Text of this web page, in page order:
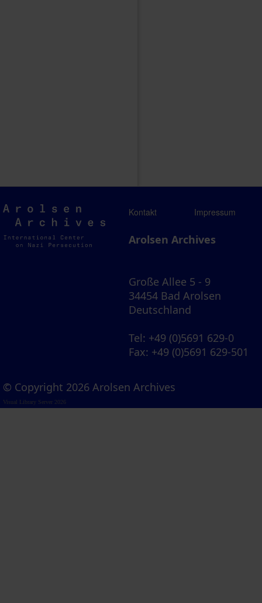
Arolsen
Archives
Kontakt Impressum
Arolsen Archives
Große Allee 5 - 9
34454 Bad Arolsen
Deutschland
Tel: +49 (0)5691 629-0
Fax: +49 (0)5691 629-501
© Copyright 2026 Arolsen Archives
Visual Library Server 2026